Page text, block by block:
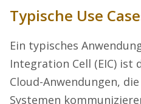
Typische Use
Ein typisches
Integration Cell (EIC) ist
Cloud-Anwendungen,
Systemen